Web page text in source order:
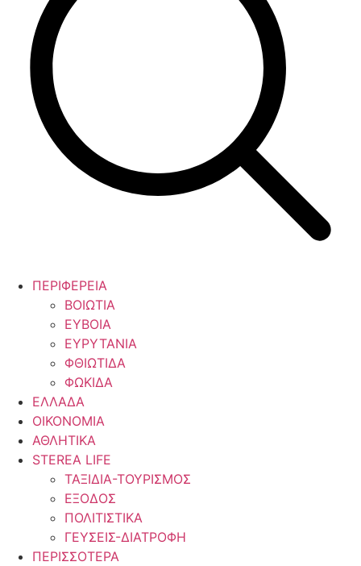
ΠΕΡΙΦΕΡΕΙΑ
ΒΟΙΩΤΙΑ
ΕΥΒΟΙΑ
ΕΥΡΥΤΑΝΙΑ
ΦΘΙΩΤΙΔΑ
ΦΩΚΙΔΑ
ΕΛΛΑΔΑ
ΟΙΚΟΝΟΜΙΑ
ΑΘΛΗΤΙΚΑ
STEREA LIFE
ΤΑΞΙΔΙΑ-ΤΟΥΡΙΣΜΟΣ
ΕΞΟΔΟΣ
ΠΟΛΙΤΙΣΤΙΚΑ
ΓΕΥΣΕΙΣ-ΔΙΑΤΡΟΦΗ
ΠΕΡΙΣΣΟΤΕΡΑ